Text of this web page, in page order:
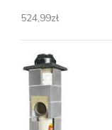
524,99zł